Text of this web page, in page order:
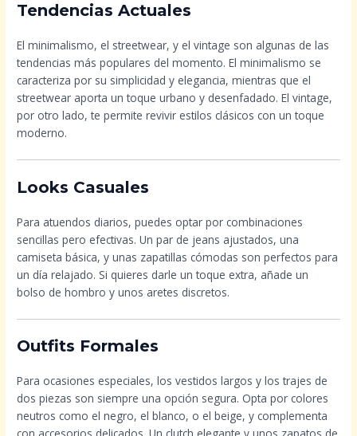
Tendencias Actuales
El minimalismo, el streetwear, y el vintage son algunas de las
tendencias más populares del momento. El minimalismo se
caracteriza por su simplicidad y elegancia, mientras que el
streetwear aporta un toque urbano y desenfadado. El vintage,
por otro lado, te permite revivir estilos clásicos con un toque
moderno.
Looks Casuales
Para atuendos diarios, puedes optar por combinaciones
sencillas pero efectivas. Un par de jeans ajustados, una
camiseta básica, y unas zapatillas cómodas son perfectos para
un día relajado. Si quieres darle un toque extra, añade un
bolso de hombro y unos aretes discretos.
Outfits Formales
Para ocasiones especiales, los vestidos largos y los trajes de
dos piezas son siempre una opción segura. Opta por colores
neutros como el negro, el blanco, o el beige, y complementa